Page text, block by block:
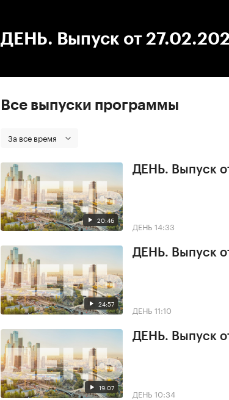
ДЕНЬ. Выпуск от
Все выпуски программы
За все время
20:46
ДЕНЬ. Выпуск
ДЕНЬ 14:33
24:57
ДЕНЬ. Выпуск
ДЕНЬ 11:10
19:07
ДЕНЬ. Выпуск
ДЕНЬ 10:34